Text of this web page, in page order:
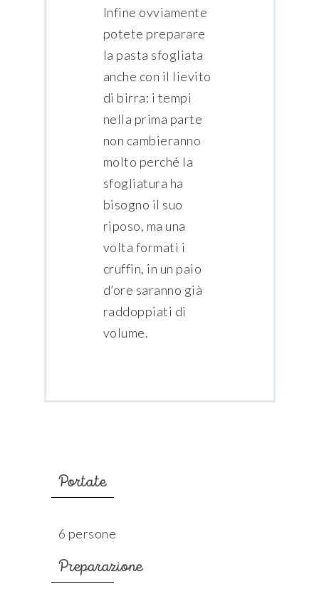
Infine ovviamente
potete preparare
la pasta sfogliata
anche con il lievito
di birra: i tempi
nella prima parte
non cambieranno
molto perché la
sfogliatura ha
bisogno il suo
riposo, ma una
volta formati i
cruffin, in un paio
d’ore saranno già
raddoppiati di
volume.
Portate
6 persone
Preparazione